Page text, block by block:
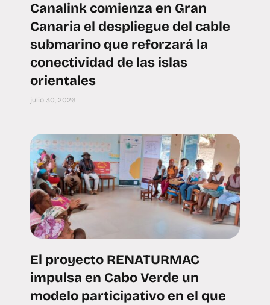
Canalink comienza en Gran
Canaria el despliegue del cable
submarino que reforzará la
conectividad de las islas
orientales
julio 30, 2026
El proyecto RENATURMAC
impulsa en Cabo Verde un
modelo participativo en el que